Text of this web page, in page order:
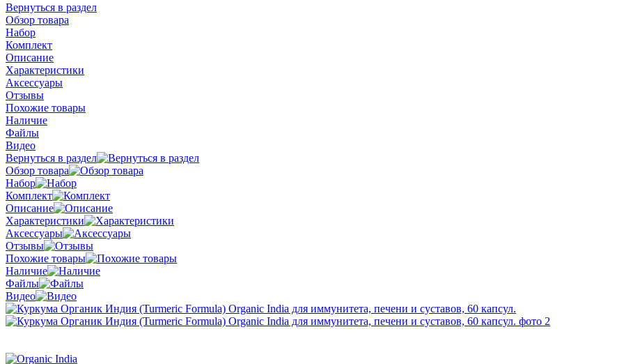
Вернуться в раздел
Обзор товара
Набор
Комплект
Описание
Характеристики
Аксессуары
Отзывы
Похожие товары
Наличие
Файлы
Видео
Вернуться в раздел
Обзор товара
Набор
Комплект
Описание
Характеристики
Аксессуары
Отзывы
Похожие товары
Наличие
Файлы
Видео